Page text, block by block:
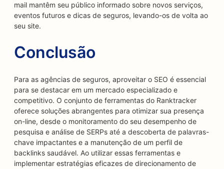
mail mantêm seu público informado sobre novos serviços,
eventos futuros e dicas de seguros, levando-os de volta ao
seu site.
Conclusão
Para as agências de seguros, aproveitar o SEO é essencial
para se destacar em um mercado especializado e
competitivo. O conjunto de ferramentas do Ranktracker
oferece soluções abrangentes para otimizar sua presença
on-line, desde o monitoramento do seu desempenho de
pesquisa e análise de SERPs até a descoberta de palavras-
chave impactantes e a manutenção de um perfil de
backlinks saudável. Ao utilizar essas ferramentas e
implementar estratégias eficazes de direcionamento de